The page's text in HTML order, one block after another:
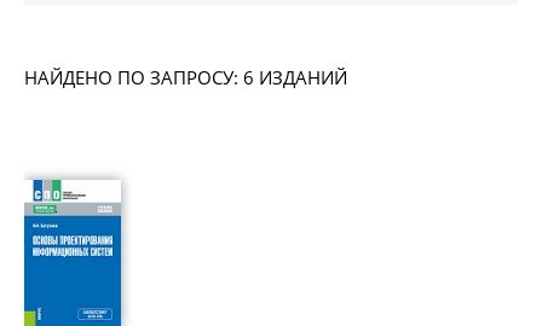
НАЙДЕНО ПО ЗАПРОСУ: 6 ИЗДАНИЙ